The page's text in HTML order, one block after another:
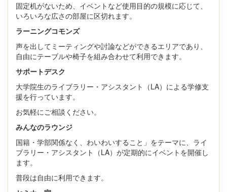
固定机がないため、イベントなど使用目的の規模に応じて、
いろいろな広さの部屋に区切れます。
ラーニングコモンズ
声を出してミーティングや討論などができるエリアであり、
自由にテーブルや椅子を組み合わせて利用できます。
サポートデスク
大学院生のライブラリー・アシスタント（LA）による学修支
援を行っています。
お気軽にご相談ください。
みんなのラウンジ
国籍・学部関係なく、わいわいすること」をテーマに、ライ
ブラリー・アシスタント（LA）が定期的にイベントを開催し
ます。
普段は自由に利用できます。